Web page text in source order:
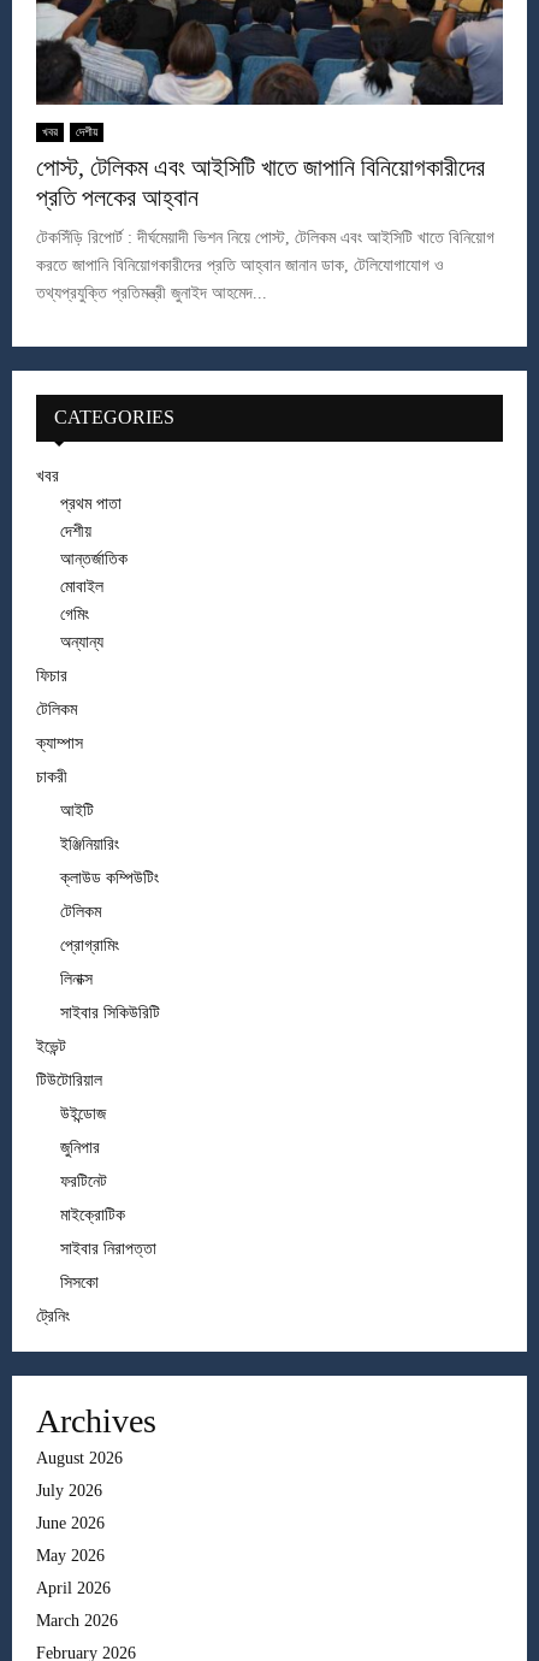
খবর দেশীয়
পোস্ট, টেলিকম এবং আইসিটি খাতে জাপানি বিনিয়োগকারীদের
প্রতি পলকের আহ্বান
টেকসিঁড়ি রিপোর্ট : দীর্ঘমেয়াদী ভিশন নিয়ে পোস্ট, টেলিকম এবং আইসিটি খাতে বিনিয়োগ
করতে জাপানি বিনিয়োগকারীদের প্রতি আহ্বান জানান ডাক, টেলিযোগাযোগ ও
তথ্যপ্রযুক্তি প্রতিমন্ত্রী জুনাইদ আহমেদ...
CATEGORIES
খবর
প্রথম পাতা
দেশীয়
আন্তর্জাতিক
মোবাইল
গেমিং
অন্যান্য
ফিচার
টেলিকম
ক্যাম্পাস
চাকরী
আইটি
ইঞ্জিনিয়ারিং
ক্লাউড কম্পিউটিং
টেলিকম
প্রোগ্রামিং
লিনাক্স
সাইবার সিকিউরিটি
ইভেন্ট
টিউটোরিয়াল
উইন্ডোজ
জুনিপার
ফরটিনেট
মাইক্রোটিক
সাইবার নিরাপত্তা
সিসকো
ট্রেনিং
Archives
August 2026
July 2026
June 2026
May 2026
April 2026
March 2026
February 2026